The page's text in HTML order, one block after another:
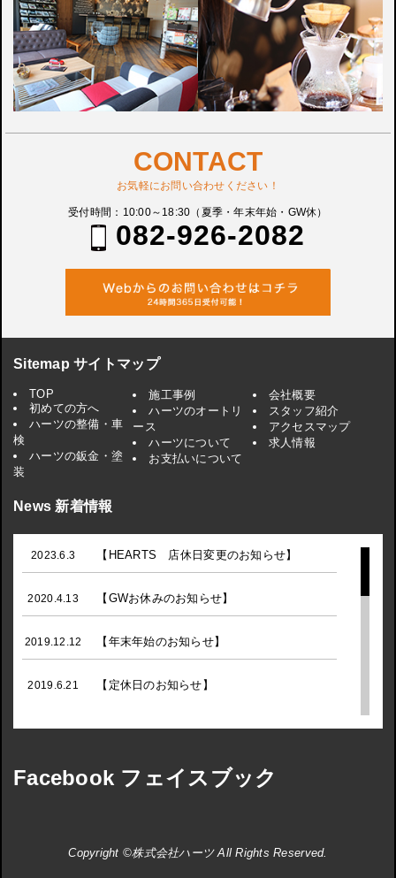
CONTACT
お気軽にお問い合わせください！
受付時間：10:00～18:30（夏季・年末年始・GW休）
082-926-2082
Sitemap サイトマップ
TOP
初めての方へ
ハーツの整備・車
検
ハーツの鈑金・塗
装
施工事例
ハーツのオートリ
ース
ハーツについて
お支払いについて
会社概要
スタッフ紹介
アクセスマップ
求人情報
News 新着情報
2023.6.3 【HEARTS 店休日変更のお知らせ】
2020.4.13 【GWお休みのお知らせ】
2019.12.12 【年末年始のお知らせ】
2019.6.21 【定休日のお知らせ】
2019.4.5 【GWお休みのお知らせ】
2018.12.13 【年末年始のお休みのお知らせ】
2018.6.2 【営業時間の変更のお知らせ】
Facebook フェイスブック
Copyright©株式会社ハーツAll Rights Reserved.